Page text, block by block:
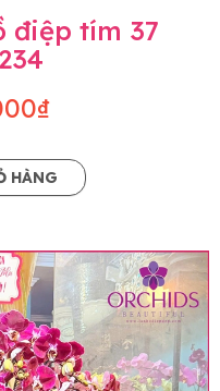
điệp tím 37
HÀNG